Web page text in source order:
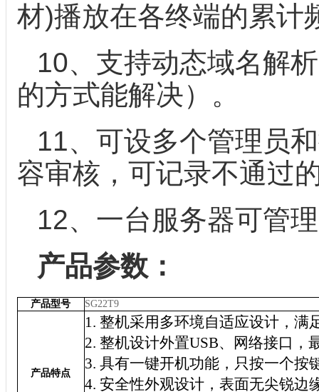
材)播放在各终端的累计
10、支持动态域名解
的方式能解决）。
11、可设多个管理员
容审核，可记录不通过
12、一台服务器可管
产品参数：
产品型号 SG22T9
产品特点
1. 整机采用多环境自适应设计，满
2. 整机设计外置USB、 网络接口，
3. 具有一键开机功能，只按一个按
4. 安全性外观设计，表面无尖锐边